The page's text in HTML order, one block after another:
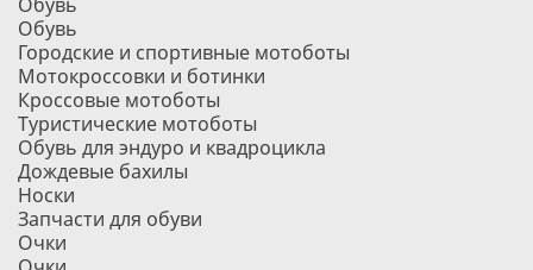
Обувь
Городские и спортивные мотоботы
Мотокроссовки и ботинки
Кроссовые мотоботы
Туристические мотоботы
Обувь для эндуро и квадроцикла
Дождевые бахилы
Носки
Запчасти для обуви
Очки